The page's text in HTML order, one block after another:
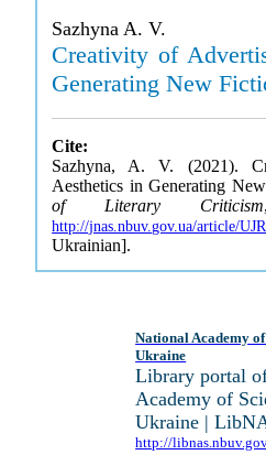
Sazhyna A. V.
Creativity of
Generating New
Cite:
Sazhyna, A. V. (2021).
Aesthetics in Generating
of Literary Criticism
http://jnas.nbuv.gov.ua/article/
Ukrainian].
National Academy of
Ukraine
Library portal
Academy of
Ukraine |
http://